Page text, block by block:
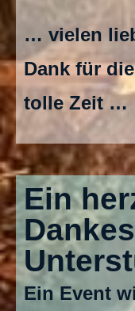
… vielen
Dank für die
tolle Zeit …
Ein
Ein Event